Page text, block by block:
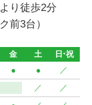
り徒歩2分
前3台）